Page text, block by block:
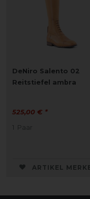
DeNiro Salento 02
Reitstiefel ambra
525,00 € *
1 Paar
ARTIKEL